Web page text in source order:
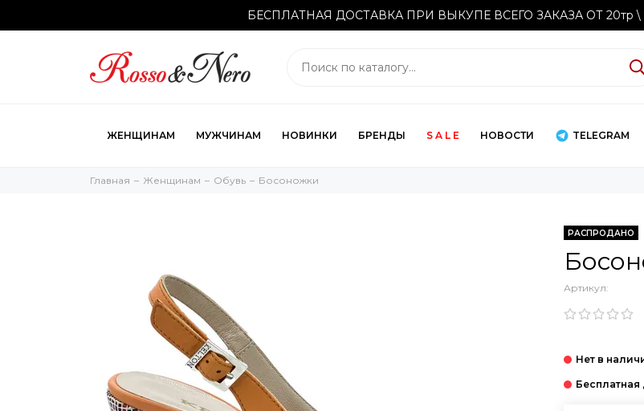
БЕСПЛАТНАЯ ДОСТАВКА ПРИ ВЫКУПЕ ВСЕГО ЗАКАЗА ОТ 20тр \
ЖЕНЩИНАМ МУЖЧИНАМ НОВИНКИ БРЕНДЫ S A L E НОВОСТИ TELEGRAM
Главная Женщинам Обувь Босоножки
РАСПРОДАНО
Артикул: